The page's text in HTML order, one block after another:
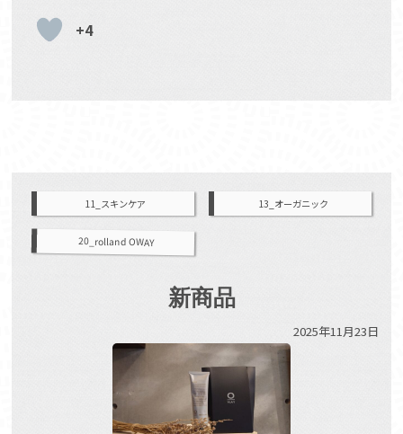
+4
11_スキンケア 13_オーガニック
20_rolland OWAY
新商品
2025年11月23日